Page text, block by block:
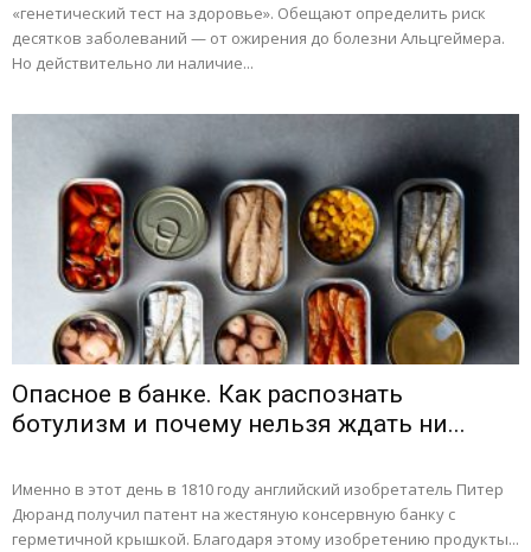
«генетический тест на здоровье». Обещают определить риск
десятков заболеваний — от ожирения до болезни Альцгеймера.
Но действительно ли наличие...
Опасное в банке. Как распознать
ботулизм и почему нельзя ждать ни...
Именно в этот день в 1810 году английский изобретатель Питер
Дюранд получил патент на жестяную консервную банку с
герметичной крышкой. Благодаря этому изобретению продукты...